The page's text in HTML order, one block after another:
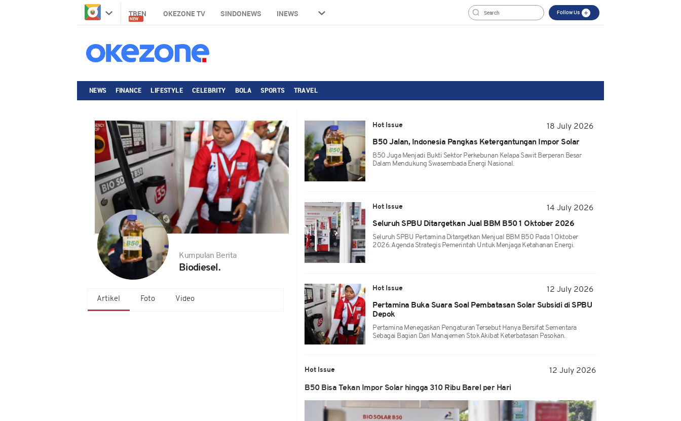
TREN
NEW
OKEZONE TV SINDONEWS INEWS Follow Us
NEWS FINANCE LIFESTYLE CELEBRITY BOLA SPORTS TRAVEL
Kumpulan Berita
Biodiesel.
Artikel Foto Video
Hot Issue
18 July 2026
B50 Jalan, Indonesia Pangkas Ketergantungan Impor Solar
B50 Juga Menjadi Bukti Sektor Perkebunan Kelapa Sawit Berperan Besar
Dalam Mendukung Swasembada Energi Nasional.
Hot Issue
14 July 2026
Seluruh SPBU Ditargetkan Jual BBM B50 1 Oktober 2026
Seluruh SPBU Pertamina Ditargetkan Menjual BBM B50 Pada 1 Oktober
2026. Agenda Strategis Pemerintah Untuk Menjaga Ketahanan Energi.
Hot Issue
12 July 2026
Pertamina Buka Suara Soal Pembatasan Solar Subsidi di SPBU
Depok
Pertamina Menegaskan Pengaturan Tersebut Hanya Bersifat Sementara
Sebagai Bagian Dari Manajemen Stok Akibat Keterbatasan Pasokan.
Hot Issue 12 July 2026
B50 Bisa Tekan Impor Solar hingga 310 Ribu Barel per Hari